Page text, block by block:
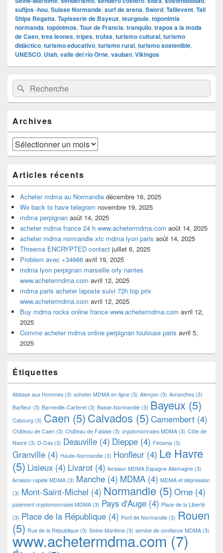
sufijos ‑hou, Suisse Normande, surf de arena, Sword, Taillevent, Tall
Ships Regatta, Tapisserie de Bayeux, teurgoule, toponimia
normanda, topónimos, Tour de Francia, tranquilo, trapos a la moda
de Caen, tres leones, tripes, trufas, turismo cultural, turismo
didáctico, turismo educativo, turismo rural, turismo sostenible,
UNESCO, Utah, valle del río Orne, vauban, Vikingos
Zone
principale
de
widget
barre
latérale
Recherche :Rechercher
Archives
Archives
Articles récents
Acheter mdma au Normandie décembre 16, 2025
We back to have telegram novembre 19, 2025
mdma perpignan août 14, 2025
acheter mdma france 24 h www.achetermdma.com août 14, 2025
acheter mdma normandie xtc mdma lyon paris août 14, 2025
Threema ENCRYPTED contact juillet 6, 2025
Problem avec +34666 avril 19, 2025
mdma lyon perpignan marseille orly nantes
www.achetermdma.com avril 12, 2025
mdma paris acheter laposte suivi 72h top prix
www.achetermdma.com avril 12, 2025
Buy mdma rocks online france www.achetermdma.com avril 12,
2025
Comme acheter mdma online perpignan toulouse paris avril 5,
2025
Étiquettes
Abbaye aux Hommes (3) acheter MDMA en ligne (3) Alençon (3) Avranches (3)
Barfleur (3) Barneville-Carteret (3) Basse-Normandie (3) Bayeux (5)
Cabourg (3) Caen (5)Calvados (5) Camembert (4)
Château de Caen (3) Château de Falaise (3) cryptomonnaies MDMA (3) Côte de
Nacre (3) D-Day (3) Deauville (4) Dieppe (4) Fécamp (3)
Granville (4) Haute-Normandie (3) Honfleur (4) Le Havre
(5) Lisieux (4) Livarot (4) livraison MDMA Espagne Allemagne (3)
livraison rapide MDMA (3) Manche (4) MDMA (4) MDMA et dépression
(3) Mont-Saint-Michel (4) Normandie (5) Orne (4)
paiement cryptomonnaies MDMA (3) Pays d'Auge (4) Place de la Liberté
(3) Place de la République (4) Pont de Normandie (3) Rouen
(5) Rue de la République (3) Seine-Maritime (3) service de confiance MDMA (3)
www.achetermdma.com (7)